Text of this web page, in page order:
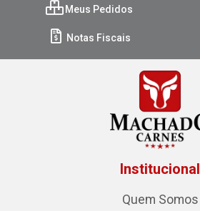
Meus Pedidos
Notas Fiscais
Institucional
Quem Somos